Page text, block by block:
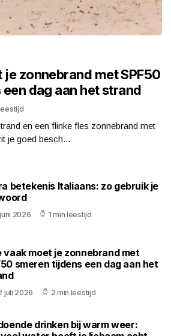
je zonnebrand met SPF50
dag aan het strand
en een flinke fles zonnebrand met
je goed besch...
betekenis Italiaans: zo gebruik je
2026 1 min leestijd
vaak moet je zonnebrand met
smeren tijdens een dag aan het
juli 2026 2 min leestijd
drinken bij warm weer: